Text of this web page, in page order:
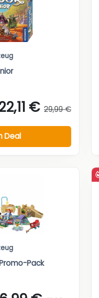
€ 29,99 €
Deal
Promo-Pack